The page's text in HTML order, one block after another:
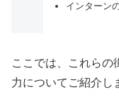
インターン
ここでは、これらの
力についてご紹介し